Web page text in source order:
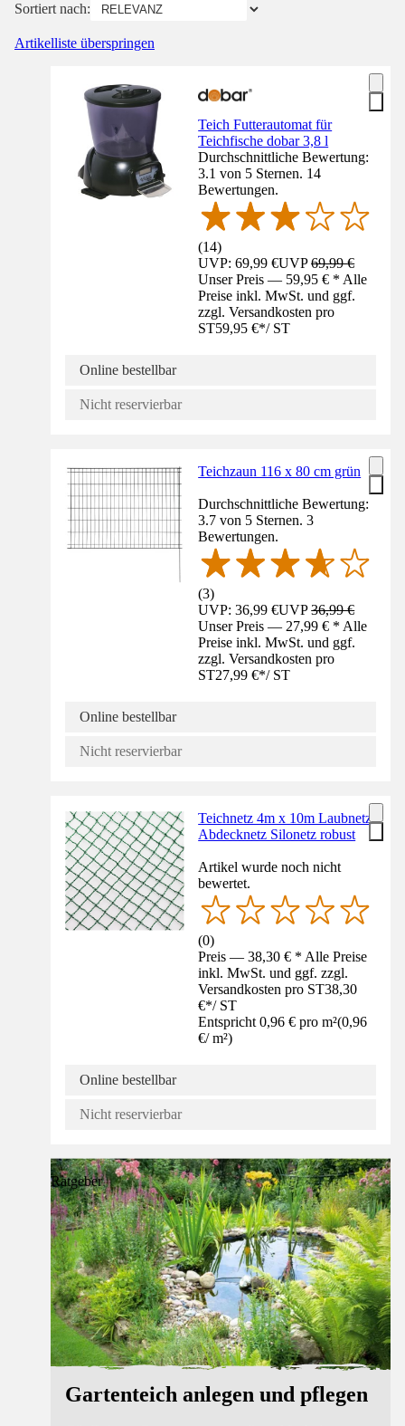
Sortiert nach:
Artikelliste überspringen
Teich Futterautomat für
Teichfische dobar 3,8 l
Durchschnittliche Bewertung:
3.1 von 5 Sternen. 14
Bewertungen.
(14)
UVP: 69,99 €UVP69,99 €
Unser Preis — 59,95 € * Alle
Preise inkl. MwSt. und ggf.
zzgl. Versandkosten pro
ST59,95 €*/ ST
Online bestellbar
Nicht reservierbar
Teichzaun 116 x 80 cm grün
Durchschnittliche Bewertung:
3.7 von 5 Sternen. 3
Bewertungen.
(3)
UVP: 36,99 €UVP36,99 €
Unser Preis — 27,99 € * Alle
Preise inkl. MwSt. und ggf.
zzgl. Versandkosten pro
ST27,99 €*/ ST
Online bestellbar
Nicht reservierbar
Teichnetz 4m x 10m Laubnetz
Abdecknetz Silonetz robust
Artikel wurde noch nicht
bewertet.
(0)
Preis — 38,30 € * Alle Preise
inkl. MwSt. und ggf. zzgl.
Versandkosten pro ST38,30
€*/ ST
Entspricht 0,96 € pro m²(0,96
€/ m²)
Online bestellbar
Nicht reservierbar
Ratgeber
Gartenteich anlegen und pflegen